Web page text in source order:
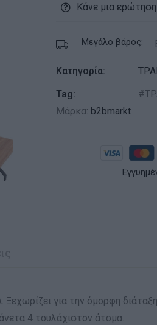
Κάνε μια ερώτηση
Μεγάλο βάρος:
Κατηγορία:
Tag:
Μάρκα: b2bmarkt
για την όμορφη
4 τουλάχιστον άτομα.